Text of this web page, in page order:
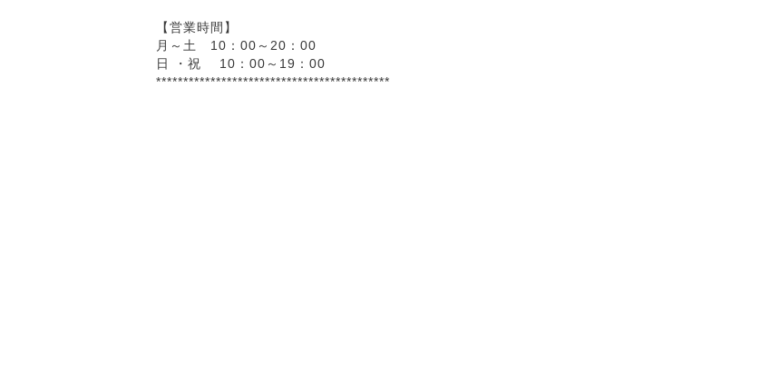
【営業時間】
月～土 10：00～20：00
日 ・祝 10：00～19：00
*******************************************